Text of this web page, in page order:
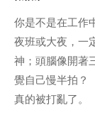
你是不是在工作
夜班或大夜，一
神；頭腦像開著
覺自己慢半拍？ 其實這並不是意志力的問題，而是生理時鐘
真的被打亂了。